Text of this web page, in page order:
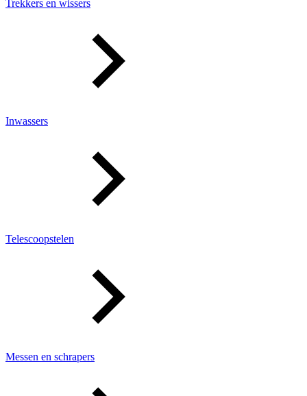
Trekkers en wissers
Inwassers
Telescoopstelen
Messen en schrapers